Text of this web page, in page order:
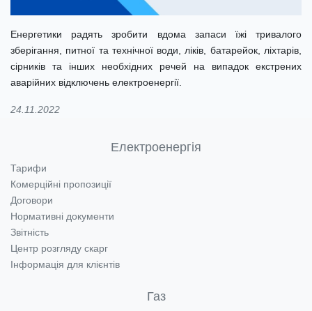
Енергетики радять зробити вдома запаси їжі тривалого
зберігання, питної та технічної води, ліків, батарейок, ліхтарів,
сірників та інших необхідних речей на випадок екстрених
аварійних відключень електроенергії.
24.11.2022
Електроенергія
Тарифи
Комерційні пропозиції
Договори
Нормативні документи
Звітність
Центр розгляду скарг
Інформація для клієнтів
Газ